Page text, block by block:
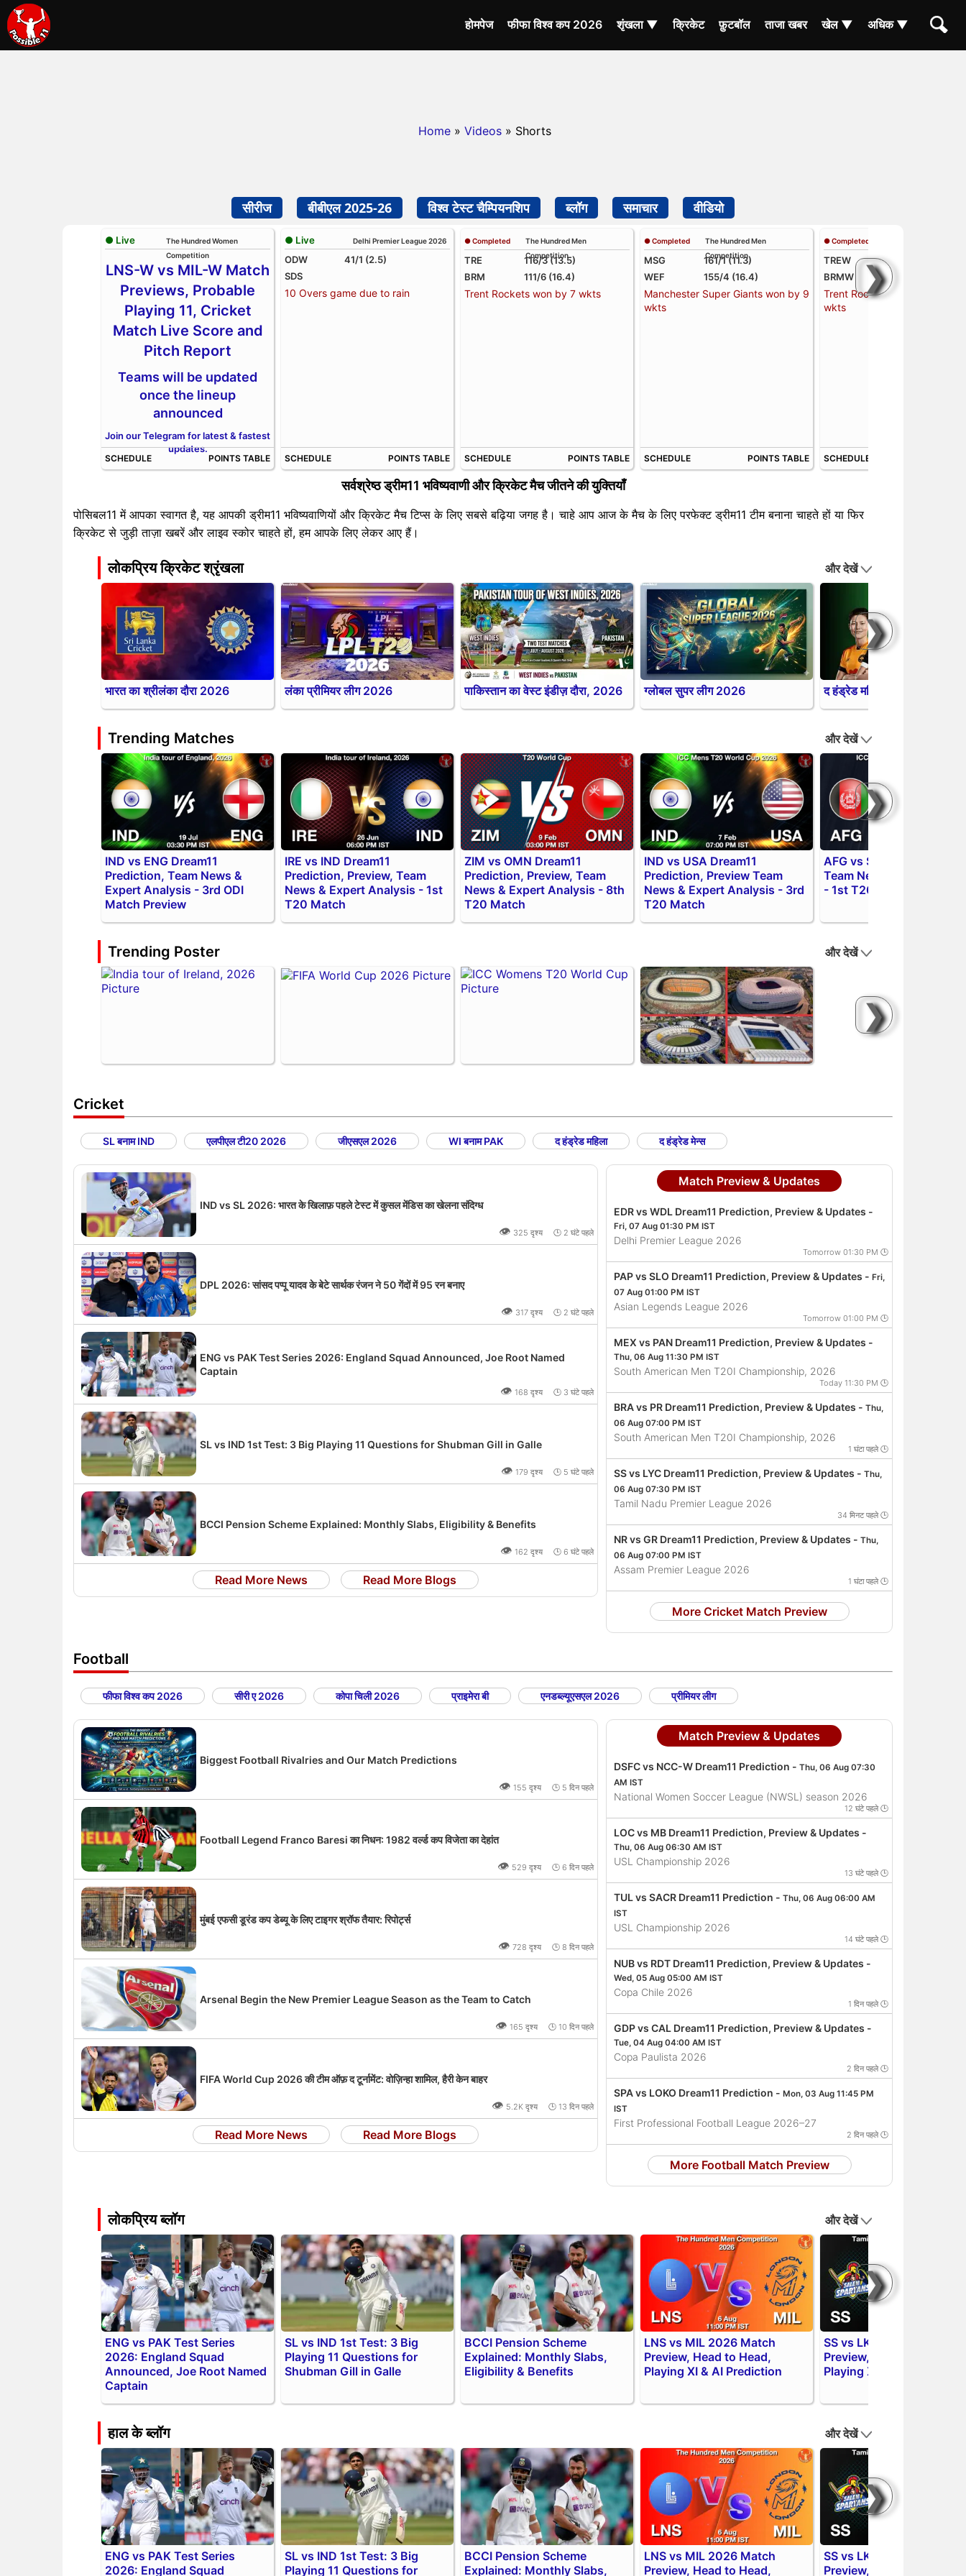
होमपेज फीफा विश्व कप 2026 शृंखला ▼ क्रिकेट फ़ुटबॉल ताजा खबर खेल ▼ अधिक ▼
Home » Videos » Shorts
सीरीज बीबीएल 2025-26 विश्व टेस्ट चैम्पियनशिप ब्लॉग समाचार वीडियो
❯
● Live
The Hundred Women
Competition
LNS-W vs MIL-W Match
Previews, Probable
Playing 11, Cricket
Match Live Score and
Pitch Report
Teams will be updated
once the lineup
announced
Join our Telegram for latest & fastest
updates.
SCHEDULE POINTS TABLE
● Live Delhi Premier League 2026
ODW
41/1 (2.5)
SDS
10 Overs game due to rain
SCHEDULE POINTS TABLE
● Completed
The Hundred Men
Competition
TRE
116/3 (13.5)
BRM
111/6 (16.4)
Trent Rockets won by 7 wkts
SCHEDULE POINTS TABLE
● Completed
The Hundred Men
Competition
MSG
161/1 (11.3)
WEF
155/4 (16.4)
Manchester Super Giants won by 9
wkts
SCHEDULE POINTS TABLE
● Completed
TREW
124/4 (14)
BRMW
122/7 (16.4)
Trent Rockets Women won
wkts
SCHEDULE
सर्वश्रेष्ठ ड्रीम11 भविष्यवाणी और क्रिकेट मैच जीतने की युक्तियाँ
पोसिबल11 में आपका स्वागत है, यह आपकी ड्रीम11 भविष्यवाणियों और क्रिकेट मैच टिप्स के लिए सबसे बढ़िया जगह है। चाहे आप आज के मैच के लिए परफेक्ट ड्रीम11 टीम बनाना चाहते हों या फिर
क्रिकेट से जुड़ी ताज़ा खबरें और लाइव स्कोर चाहते हों, हम आपके लिए लेकर आए हैं।
लोकप्रिय क्रिकेट श्रृंखला
❯
और देखें
भारत का श्रीलंका दौरा 2026 लंका प्रीमियर लीग 2026 पाकिस्तान का वेस्ट इंडीज़ दौरा, 2026 ग्लोबल सुपर लीग 2026 द हंड्रेड महिला प्रतियोगिता
Trending Matches
❯
और देखें
IND vs ENG Dream11
Prediction, Team News &
Expert Analysis - 3rd ODI
Match Preview
IRE vs IND Dream11
Prediction, Preview, Team
News & Expert Analysis - 1st
T20 Match
ZIM vs OMN Dream11
Prediction, Preview, Team
News & Expert Analysis - 8th
T20 Match
IND vs USA Dream11
Prediction, Preview Team
News & Expert Analysis - 3rd
T20 Match
AFG vs SCO Match
Team News & Expert
- 1st T20 Warm-up Match
Trending Poster
❯
और देखें
Cricket
SL बनाम IND एलपीएल टी20 2026 जीएसएल 2026 WI बनाम PAK द हंड्रेड महिला द हंड्रेड मेन्स
IND vs SL 2026: भारत के खिलाफ़ पहले टेस्ट में कुसल मेंडिस का खेलना संदिग्ध
👁 325 दृश्य 🕒 2 घंटे पहले
DPL 2026: सांसद पप्पू यादव के बेटे सार्थक रंजन ने 50 गेंदों में 95 रन बनाए
👁 317 दृश्य 🕒 2 घंटे पहले
ENG vs PAK Test Series 2026: England Squad Announced, Joe Root Named
Captain
👁 168 दृश्य 🕒 3 घंटे पहले
SL vs IND 1st Test: 3 Big Playing 11 Questions for Shubman Gill in Galle
👁 179 दृश्य 🕒 5 घंटे पहले
BCCI Pension Scheme Explained: Monthly Slabs, Eligibility & Benefits
👁 162 दृश्य 🕒 6 घंटे पहले
Read More News Read More Blogs
Match Preview & Updates
EDR vs WDL Dream11 Prediction, Preview & Updates -
Fri, 07 Aug 01:30 PM IST
Delhi Premier League 2026
Tomorrow 01:30 PM 🕒
PAP vs SLO Dream11 Prediction, Preview & Updates - Fri,
07 Aug 01:00 PM IST
Asian Legends League 2026
Tomorrow 01:00 PM 🕒
MEX vs PAN Dream11 Prediction, Preview & Updates -
Thu, 06 Aug 11:30 PM IST
South American Men T20I Championship, 2026
Today 11:30 PM 🕒
BRA vs PR Dream11 Prediction, Preview & Updates - Thu,
06 Aug 07:00 PM IST
South American Men T20I Championship, 2026
1 घंटा पहले 🕒
SS vs LYC Dream11 Prediction, Preview & Updates - Thu,
06 Aug 07:30 PM IST
Tamil Nadu Premier League 2026
34 मिनट पहले 🕒
NR vs GR Dream11 Prediction, Preview & Updates - Thu,
06 Aug 07:00 PM IST
Assam Premier League 2026
1 घंटा पहले 🕒
More Cricket Match Preview
Football
फीफा विश्व कप 2026 सीरी ए 2026 कोपा चिली 2026 प्राइमेरा बी एनडब्ल्यूएसएल 2026 प्रीमियर लीग
Biggest Football Rivalries and Our Match Predictions
👁 155 दृश्य 🕒 5 दिन पहले
Football Legend Franco Baresi का निधन: 1982 वर्ल्ड कप विजेता का देहांत
👁 529 दृश्य 🕒 6 दिन पहले
मुंबई एफसी डूरंड कप डेब्यू के लिए टाइगर श्रॉफ तैयार: रिपोर्ट्स
👁 728 दृश्य 🕒 8 दिन पहले
Arsenal Begin the New Premier League Season as the Team to Catch
👁 165 दृश्य 🕒 10 दिन पहले
FIFA World Cup 2026 की टीम ऑफ़ द टूर्नामेंट: वोज़िन्हा शामिल, हैरी केन बाहर
👁 5.2K दृश्य 🕒 13 दिन पहले
Read More News Read More Blogs
Match Preview & Updates
DSFC vs NCC-W Dream11 Prediction - Thu, 06 Aug 07:30
AM IST
National Women Soccer League (NWSL) season 2026
12 घंटे पहले 🕒
LOC vs MB Dream11 Prediction, Preview & Updates -
Thu, 06 Aug 06:30 AM IST
USL Championship 2026
13 घंटे पहले 🕒
TUL vs SACR Dream11 Prediction - Thu, 06 Aug 06:00 AM
IST
USL Championship 2026
14 घंटे पहले 🕒
NUB vs RDT Dream11 Prediction, Preview & Updates -
Wed, 05 Aug 05:00 AM IST
Copa Chile 2026
1 दिन पहले 🕒
GDP vs CAL Dream11 Prediction, Preview & Updates -
Tue, 04 Aug 04:00 AM IST
Copa Paulista 2026
2 दिन पहले 🕒
SPA vs LOKO Dream11 Prediction - Mon, 03 Aug 11:45 PM
IST
First Professional Football League 2026–27
2 दिन पहले 🕒
More Football Match Preview
लोकप्रिय ब्लॉग
❯
और देखें
ENG vs PAK Test Series
2026: England Squad
Announced, Joe Root Named
Captain
SL vs IND 1st Test: 3 Big
Playing 11 Questions for
Shubman Gill in Galle
BCCI Pension Scheme
Explained: Monthly Slabs,
Eligibility & Benefits
LNS vs MIL 2026 Match
Preview, Head to Head,
Playing XI & AI Prediction
SS vs LKK TNPL 2026
Preview, Head to Head,
Playing XI & AI Prediction
हाल के ब्लॉग
❯
और देखें
ENG vs PAK Test Series
2026: England Squad
SL vs IND 1st Test: 3 Big
Playing 11 Questions for
BCCI Pension Scheme
Explained: Monthly Slabs,
LNS vs MIL 2026 Match
Preview, Head to Head,
SS vs LKK TNPL 2026
Preview, Head to Head,